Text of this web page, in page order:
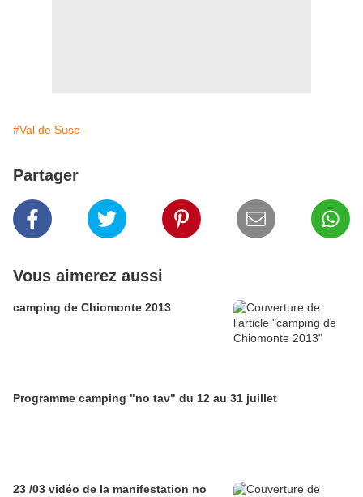
#Val de Suse
Partager
Vous aimerez aussi
camping de Chiomonte 2013
Programme camping "no tav" du 12 au 31 juillet
23 /03 vidéo de la manifestation no